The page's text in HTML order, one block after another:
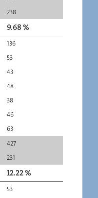
238
9.68 %
427
231
136
53
43
48
38
46
63
12.22 %
53